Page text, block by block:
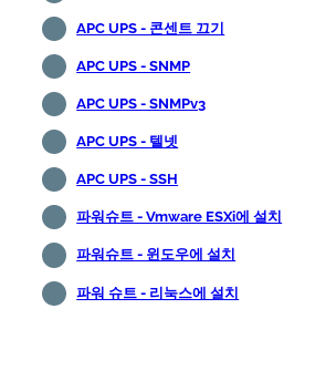
APC UPS - 콘센트 끄기
APC UPS - SNMP
APC UPS - SNMPv3
APC UPS - 텔넷
APC UPS - SSH
파워슈트 - Vmware ESXi에 설치
파워슈트 - 윈도우에 설치
파워 슈트 - 리눅스에 설치